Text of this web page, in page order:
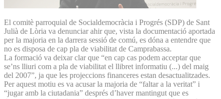
El comitè parroquial de Socialdemocràcia i Progrés (SDP) de Sant
Julià de Lòria va denunciar ahir que, vista la documentació aportada
per la majoria en la darrera sessió de comú, es dóna a entendre que
no es disposa de cap pla de viabilitat de Camprabassa.
La formació va deixar clar que “en cap cas podem acceptar que
se’ns lliuri com a pla de viabilitat el llibret informatiu (...) del maig
del 2007”, ja que les projeccions financeres estan desactualitzades.
Per aquest motiu es va acusar la majoria de “faltar a la veritat” i
“jugar amb la ciutadania” després d’haver mantingut que es